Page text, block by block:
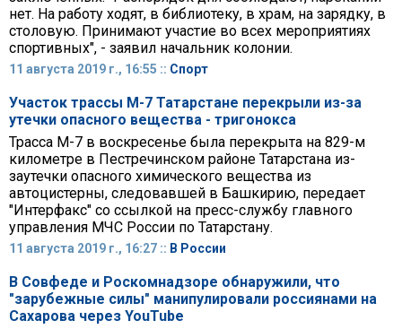
нет. На работу ходят, в библиотеку, в храм, на зарядку, в
столовую. Принимают участие во всех мероприятиях
спортивных", - заявил начальник колонии.
11 августа 2019 г., 16:55 :: Спорт
Участок трассы М-7 Татарстане перекрыли из-за
утечки опасного вещества - тригонокса
Трасса М-7 в воскресенье была перекрыта на 829-м
километре в Пестречинском районе Татарстана из-
заутечки опасного химического вещества из
автоцистерны, следовавшей в Башкирию, передает
"Интерфакс" со ссылкой на пресс-службу главного
управления МЧС России по Татарстану.
11 августа 2019 г., 16:27 :: В России
В Совфеде и Роскомнадзоре обнаружили, что
"зарубежные силы" манипулировали россиянами на
Сахарова через YouTube